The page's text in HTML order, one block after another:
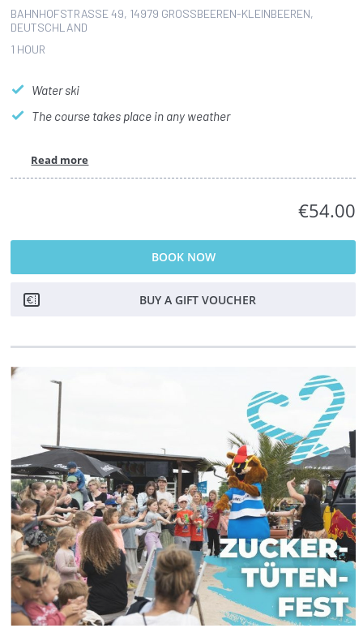
BAHNHOFSTRASSE 49, 14979 GROSSBEEREN-KLEINBEEREN, DE
UTSCHLAND
1 HOUR
Water ski
The course takes place in any weather
Read more
€54.00
BOOK NOW
BUY A GIFT VOUCHER